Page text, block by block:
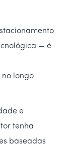
— é
longo
e
tenha
baseadas